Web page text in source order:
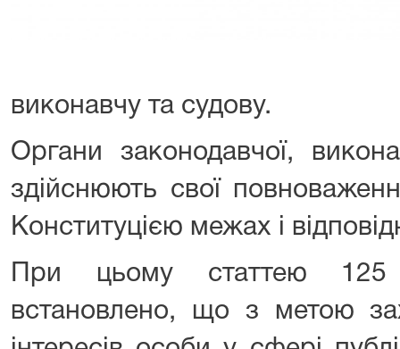
виконавчу та судову.
Органи законодавчої,
здійснюють свої
Конституцією межах і
При цьому статтею 125
встановлено, що з метою